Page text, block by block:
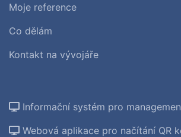
Moje reference
Co dělám
Kontakt na vývojáře
Informační systém pro
Webová aplikace pro načítání QR